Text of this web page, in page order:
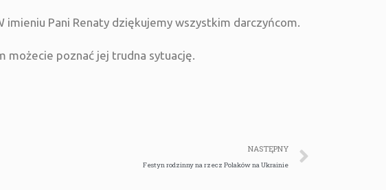
Pani Renaty dziękujemy wszystkim darczyńcom.
możecie poznać jej trudna sytuację.
NASTĘPNY
Festyn rodzinny na rzecz Polaków na Ukrainie